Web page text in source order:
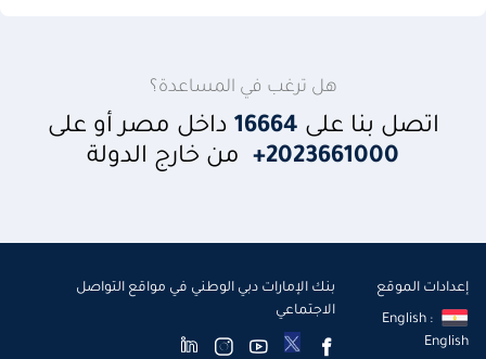
هل ترغب في المساعدة؟
اتصل بنا على 16664 داخل مصر أو على
2023661000+
من خارج الدولة
إعدادات الموقع
English :
English
بنك الإمارات دبي الوطني في مواقع التواصل
الاجتماعي